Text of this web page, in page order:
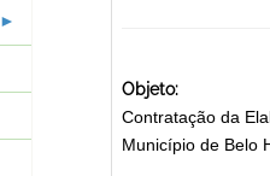
Objeto:
Contratação da
Município de Belo